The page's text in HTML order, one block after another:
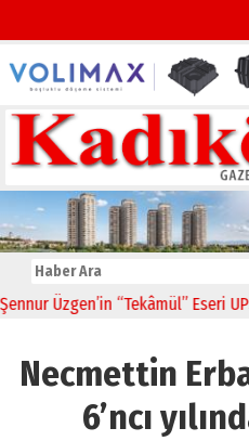
Üzgen’in “Tekâmül” Eseri
Necmettin
6’ncı